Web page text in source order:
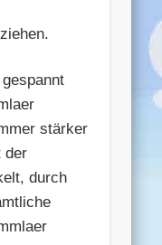
stärker
der
durch